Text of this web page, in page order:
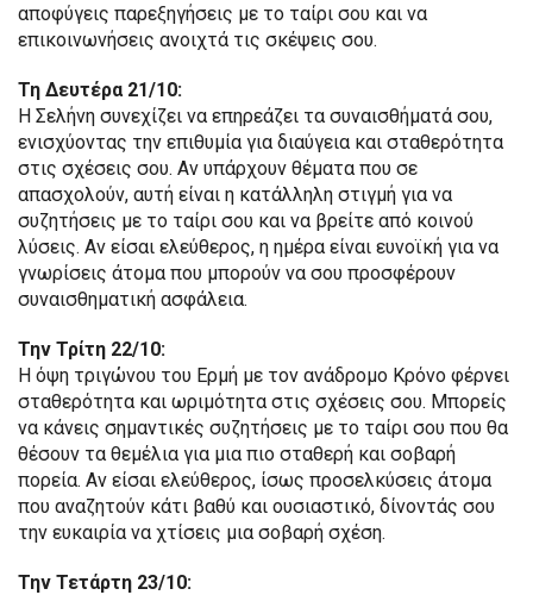
αποφύγεις παρεξηγήσεις με το ταίρι σου και να
επικοινωνήσεις ανοιχτά τις σκέψεις σου.
Τη Δευτέρα 21/10:
Η Σελήνη συνεχίζει να επηρεάζει τα συναισθήματά σου,
ενισχύοντας την επιθυμία για διαύγεια και σταθερότητα
στις σχέσεις σου. Αν υπάρχουν θέματα που σε
απασχολούν, αυτή είναι η κατάλληλη στιγμή για να
συζητήσεις με το ταίρι σου και να βρείτε από κοινού
λύσεις. Αν είσαι ελεύθερος, η ημέρα είναι ευνοϊκή για να
γνωρίσεις άτομα που μπορούν να σου προσφέρουν
συναισθηματική ασφάλεια.
Την Τρίτη 22/10:
Η όψη τριγώνου του Ερμή με τον ανάδρομο Κρόνο φέρνει
σταθερότητα και ωριμότητα στις σχέσεις σου. Μπορείς
να κάνεις σημαντικές συζητήσεις με το ταίρι σου που θα
θέσουν τα θεμέλια για μια πιο σταθερή και σοβαρή
πορεία. Αν είσαι ελεύθερος, ίσως προσελκύσεις άτομα
που αναζητούν κάτι βαθύ και ουσιαστικό, δίνοντάς σου
την ευκαιρία να χτίσεις μια σοβαρή σχέση.
Την Τετάρτη 23/10: